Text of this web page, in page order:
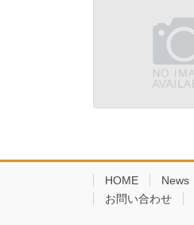
HOME News
お問い合わせ